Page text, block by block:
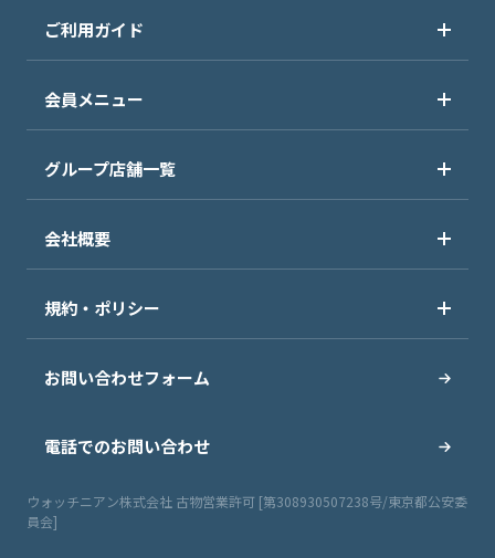
ご利用ガイド
会員メニュー
グループ店舗一覧
会社概要
規約・ポリシー
お問い合わせフォーム
電話でのお問い合わせ
ウォッチニアン株式会社 古物営業許可 [第308930507238号/東京都公安委
員会]